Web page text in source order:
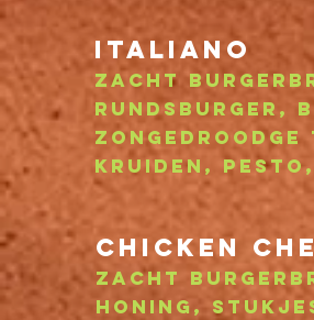
Italiano
zacht
rundsburger,
kruiden,
Chicken
Zacht
Honing ,